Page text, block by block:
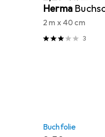
Herma
2 m x 40 cm
3
Buchfolie